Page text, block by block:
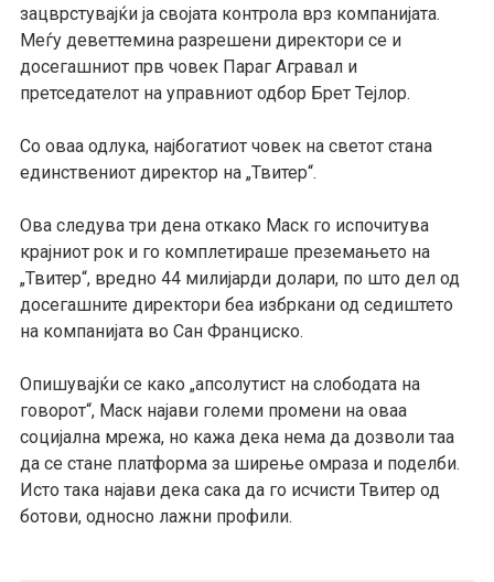
зацврстувајќи ја својата контрола врз компанијата.
Меѓу деветтемина разрешени директори се и
досегашниот прв човек Параг Агравал и
претседателот на управниот одбор Брет Тејлор.
Со оваа одлука, најбогатиот човек на светот стана
единствениот директор на „Твитер“.
Ова следува три дена откако Маск го испочитува
крајниот рок и го комплетираше преземањето на
„Твитер“, вредно 44 милијарди долари, по што дел од
досегашните директори беа избркани од седиштето
на компанијата во Сан Франциско.
Опишувајќи се како „апсолутист на слободата на
говорот“, Маск најави големи промени на оваа
социјална мрежа, но кажа дека нема да дозволи таа
да се стане платформа за ширење омраза и поделби.
Исто така најави дека сака да го исчисти Твитер од
ботови, односно лажни профили.